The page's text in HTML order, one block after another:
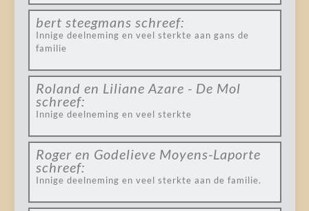
bert steegmans schreef:
Innige deelneming en veel sterkte aan gans de
familie
Roland en Liliane Azare - De Mol
schreef:
Innige deelneming en veel sterkte
Roger en Godelieve Moyens-Laporte
schreef:
Innige deelneming en veel sterkte aan de familie.